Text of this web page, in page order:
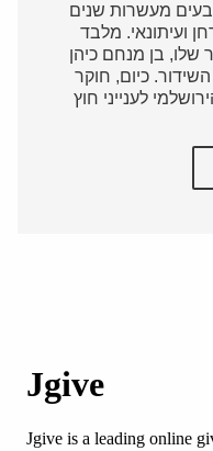
מעשרות שנים
ועיתונאי. מלבד
בן מנחם כיהן
כיום, חוקר
לענייני חוץ